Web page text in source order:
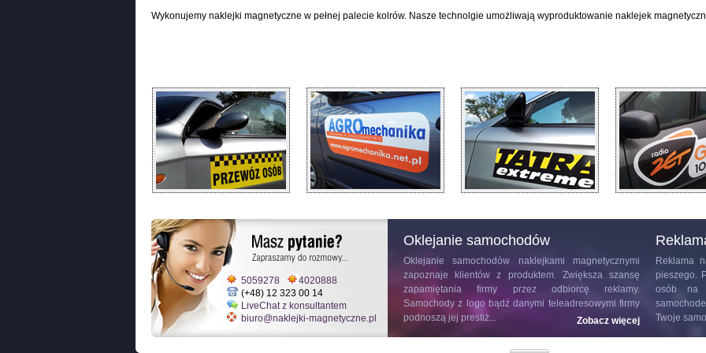
Wykonujemy naklejki magnetyczne w pełnej palecie kolrów. Nasze technolgie umożliwają wyproduktowanie naklejek
5059278
4020888
(+48) 12 323 00 14
LiveChat z konsultantem
biuro@naklejki-magnetyczne.pl
Oklejanie samochodów
Oklejanie samochodów naklejkami magnetycznymi
zapoznaje klientów z produktem. Zwiększa szansę
zapamiętania firmy przez odbiorcę reklamy.
Samochody z logo bądź danymi teleadresowymi firmy
podnoszą jej prestiż...
Zobacz więcej
Reklama
pieszego.
osób na
Twoje